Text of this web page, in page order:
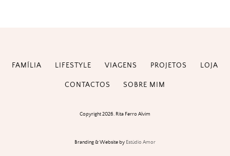
FAMÍLIA LIFESTYLE VIAGENS PROJETOS LOJA
CONTACTOS SOBRE MIM
Copyright 2026. Rita Ferro Alvim
Branding & Website by Estúdio Amor